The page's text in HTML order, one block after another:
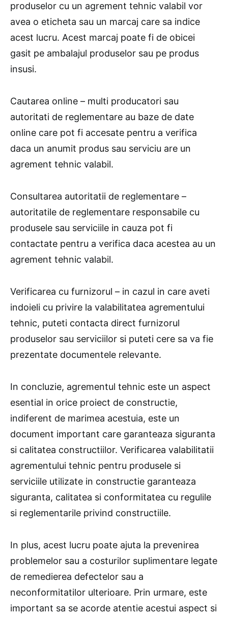
produselor cu un agrement tehnic valabil vor
avea o eticheta sau un marcaj care sa indice
acest lucru. Acest marcaj poate fi de obicei
gasit pe ambalajul produselor sau pe produs
insusi.
Cautarea online – multi producatori sau
autoritati de reglementare au baze de date
online care pot fi accesate pentru a verifica
daca un anumit produs sau serviciu are un
agrement tehnic valabil.
Consultarea autoritatii de reglementare –
autoritatile de reglementare responsabile cu
produsele sau serviciile in cauza pot fi
contactate pentru a verifica daca acestea au un
agrement tehnic valabil.
Verificarea cu furnizorul – in cazul in care aveti
indoieli cu privire la valabilitatea agrementului
tehnic, puteti contacta direct furnizorul
produselor sau serviciilor si puteti cere sa va fie
prezentate documentele relevante.
In concluzie, agrementul tehnic este un aspect
esential in orice proiect de constructie,
indiferent de marimea acestuia, este un
document important care garanteaza siguranta
si calitatea constructiilor. Verificarea valabilitatii
agrementului tehnic pentru produsele si
serviciile utilizate in constructie garanteaza
siguranta, calitatea si conformitatea cu regulile
si reglementarile privind constructiile.
In plus, acest lucru poate ajuta la prevenirea
problemelor sau a costurilor suplimentare legate
de remedierea defectelor sau a
neconformitatilor ulterioare. Prin urmare, este
important sa se acorde atentie acestui aspect si